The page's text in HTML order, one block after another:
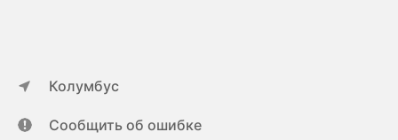
Колумбус
Сообщить об ошибке